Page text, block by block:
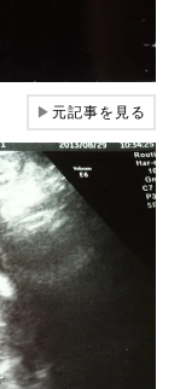
▶元記事を見る